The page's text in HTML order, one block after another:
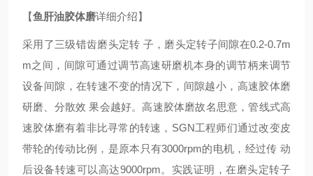
【鱼肝油胶体磨详细介绍】
采用了三级错齿磨头定转 子，磨头定转子间隙在0.2-0.7m
m之间，间隙可通过调节高速研磨机本身的调节柄来调节
设备间隙，在转速不变的情况下，间隙越小，高速胶体磨
研磨、分散效 果会越好。高速胶体磨故名思意，管线式高
速胶体磨有着非比寻常的转速， SGN工程师们通过改变皮
带轮的传动比例，是原本只有3000rpm的电机，经过传 动
后设备转速可以高达9000rpm。实践证明，在磨头定转子